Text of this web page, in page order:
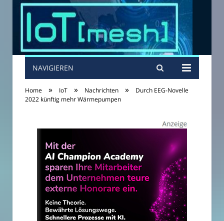
NAVIGIEREN
Home » IoT » Nachrichten »
Durch EEG-Novelle
2022 künftig mehr Wärmepumpen